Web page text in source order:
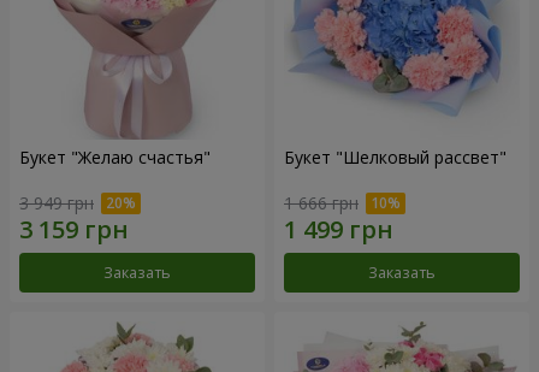
Букет "Желаю счастья"
3 949 грн
Заказать
Букет "Шелковый рассвет"
1 666 грн
Заказать